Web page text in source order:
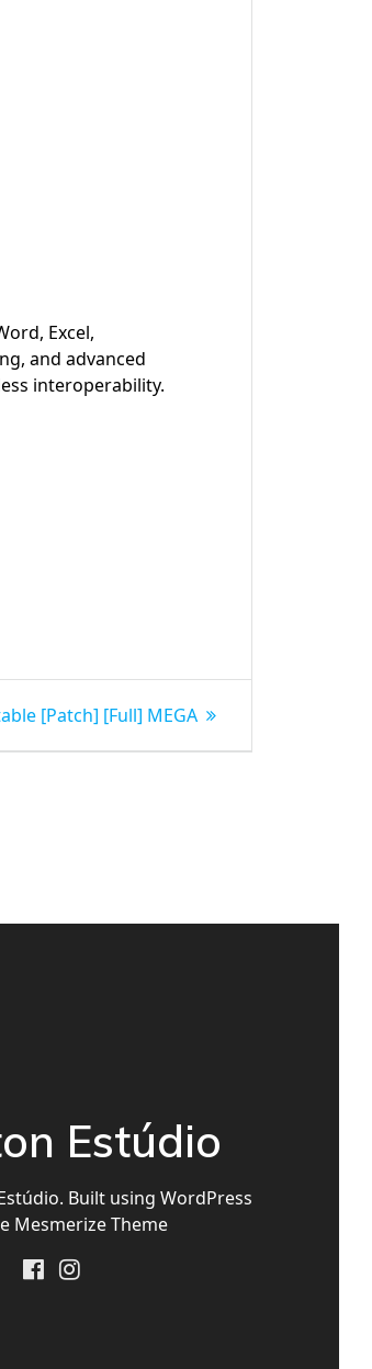
Excel,
and advanced
interoperability.
[Patch] [Full] MEGA
Estúdio
Built using WordPress
Mesmerize Theme